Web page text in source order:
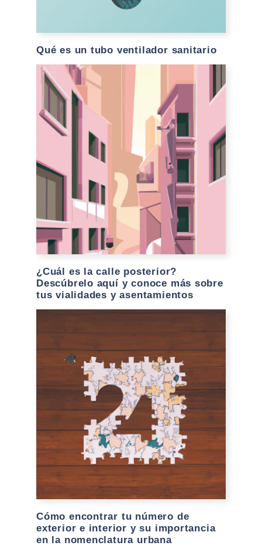
Qué es un tubo ventilador sanitario
¿Cuál es la calle posterior?
Descúbrelo aquí y conoce más sobre
tus vialidades y asentamientos
Cómo encontrar tu número de
exterior e interior y su importancia
en la nomenclatura urbana